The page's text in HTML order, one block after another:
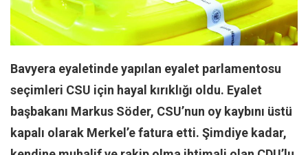
Facebook
Instagram
Editörden
Kemal Özer
Mahmut Toptaş
Bavyera eyaletinde yapılan eyalet parlamentosu
seçimleri CSU için hayal kırıklığı oldu. Eyalet
başbakanı Markus Söder, CSU’nun oy kaybını üstü
kapalı olarak Merkel’e fatura etti. Şimdiye kadar,